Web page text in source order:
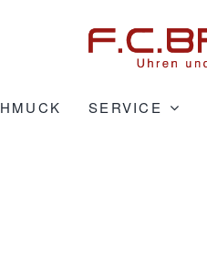
SERVICE